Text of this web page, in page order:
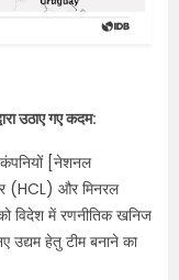
उठाए गए कदम:
कंपनियों [नेशनल
(HCL) और मिनरल
विदेश में रणनीतिक खनिज
उद्यम हेतु टीम बनाने का